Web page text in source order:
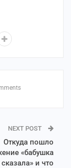
NEXT POST
Откуда пошло
«бабушка
и что